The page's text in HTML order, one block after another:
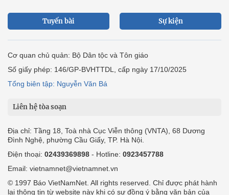
Tuyến bài Sự kiện
Cơ quan chủ quản: Bộ Dân tộc và Tôn giáo
Số giấy phép: 146/GP-BVHTTDL, cấp ngày 17/10/2025
Tổng biên tập: Nguyễn Văn Bá
Liên hệ tòa soạn
Địa chỉ: Tầng 18, Toà nhà Cục Viễn thông (VNTA), 68 Dương
Đình Nghệ, phường Cầu Giấy, TP. Hà Nội.
Điện thoại: 02439369898 - Hotline: 0923457788
Email: vietnamnet@vietnamnet.vn
© 1997 Báo VietNamNet. All rights reserved. Chỉ được phát hành
lại thông tin từ website này khi có sự đồng ý bằng văn bản của